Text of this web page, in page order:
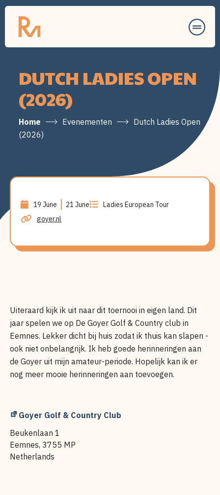
Ga
hoofdinhoud
Ga
voettekst
DUTCH LADIES OPEN
(2026)
Home Evenementen
Dutch Ladies Open
(2026)
19 June 21 June
Ladies European Tour
goyer.nl
Dutch
Ladies
Open
(2026)
Uiteraard kijk ik uit naar dit toernooi in eigen land. Dit
jaar spelen we op De Goyer Golf & Country club in
Eemnes. Lekker dicht bij huis zodat ik thuis kan slapen -
ook niet onbelangrijk. Ik heb goede herinneringen aan
de Goyer uit mijn amateur-periode. Hopelijk kan ik er
nog meer mooie herinneringen aan toevoegen.
Goyer Golf & Country Club
Beukenlaan 1
Eemnes, 3755 MP
Netherlands